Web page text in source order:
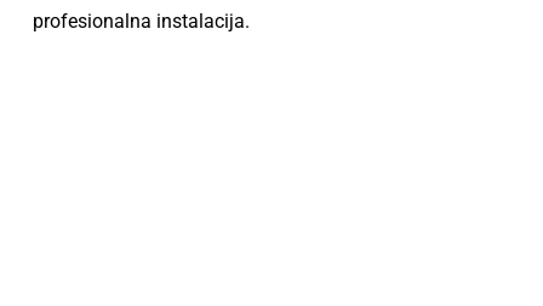
profesionalna instalacija.